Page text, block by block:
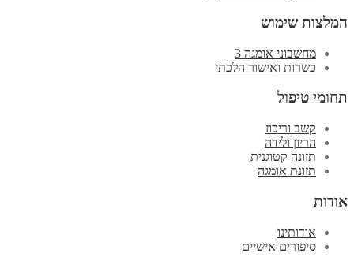
המלצות שימוש
מחשבוני אומגה 3
כשרות ואישור הלכתי
תחומי טיפול
קשב וריכוז
הריון ולידה
תזונה קטוגנית
תזונת אומגה
אודות
אודותינו
סיפורים אישיים